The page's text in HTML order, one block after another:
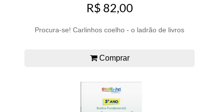
R$ 82,00
Procura-se! Carlinhos coelho - o ladrão de livros
Comprar